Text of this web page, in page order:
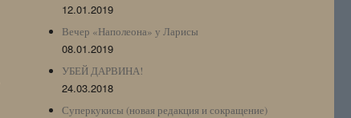
12.01.2019
Вечер «Наполеона» у Ларисы
08.01.2019
УБЕЙ ДАРВИНА!
24.03.2018
Суперкукисы (новая редакция и сокращение)